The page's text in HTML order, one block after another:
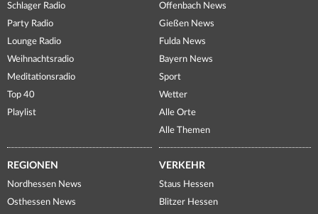
Schlager Radio
Party Radio
Lounge Radio
Weihnachtsradio
Meditationsradio
Top 40
Playlist
Offenbach News
Gießen News
Fulda News
Bayern News
Sport
Wetter
Alle Orte
Alle Themen
REGIONEN
Nordhessen News
Osthessen News
VERKEHR
Staus Hessen
Blitzer Hessen